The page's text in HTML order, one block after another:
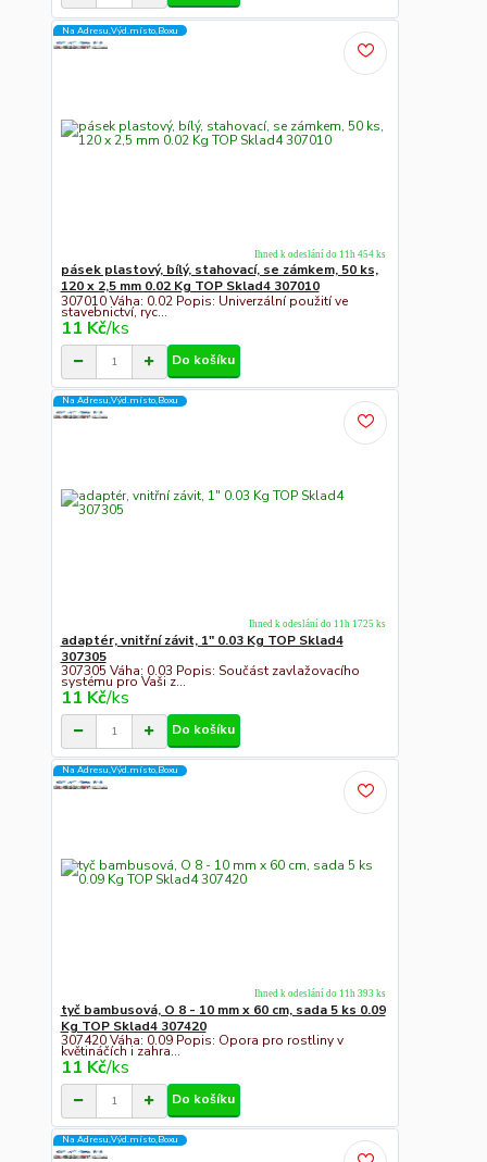
Na Adresu,Výd.místo,Boxu
pásek plastový, bílý, stahovací, se zámkem, 50 ks,
120 x 2,5 mm 0.02 Kg TOP Sklad4 307010
307010 Váha: 0.02 Popis: Univerzální použití ve
stavebnictví, ryc...
11 Kč/ks
Ihned k odeslání do 11h 454 ks
Do košíku
Na Adresu,Výd.místo,Boxu
adaptér, vnitřní závit, 1" 0.03 Kg TOP Sklad4
307305
307305 Váha: 0.03 Popis: Součást zavlažovacího
systému pro Vaši z...
11 Kč/ks
Ihned k odeslání do 11h 1725 ks
Do košíku
Na Adresu,Výd.místo,Boxu
tyč bambusová, O 8 - 10 mm x 60 cm, sada 5 ks 0.09
Kg TOP Sklad4 307420
307420 Váha: 0.09 Popis: Opora pro rostliny v
květináčích i zahra...
11 Kč/ks
Ihned k odeslání do 11h 393 ks
Do košíku
Na Adresu,Výd.místo,Boxu